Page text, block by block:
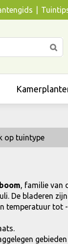
op tuintype
, familie van
De bladeren
temperatuur tot